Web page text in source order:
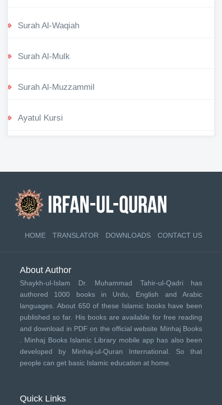
Surah Al-Waqiah
Surah Al-Mulk
Surah Al-Muzzammil
Ayatul Kursi
HOME TRANSLATOR DOWNLOADS CONTACT US
About Author
Shaykh-ul-Islam Dr. Muhammad Tahir-ul-Qadri has
authored 1000 books in Urdu, English and Arabic
languages. About 650 of these Islamic books have been
published so far. His books are available for free reading
and download in PDF on the official website Minhaj Books
Minhaj Books Islamic Library mobile app has also been
developed by Minhaj-ul-Quran International . So that
people can get basic Islamic education at home.
Quick Links